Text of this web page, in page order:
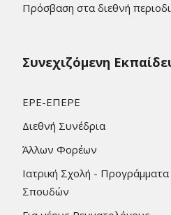
Πρόσβαση στα διεθνή
Συνεχιζόμενη
ΕΡΕ-ΕΠΕΡΕ
Διεθνή Συνέδρια
Άλλων Φορέων
Ιατρική Σχολή -
Σπουδών